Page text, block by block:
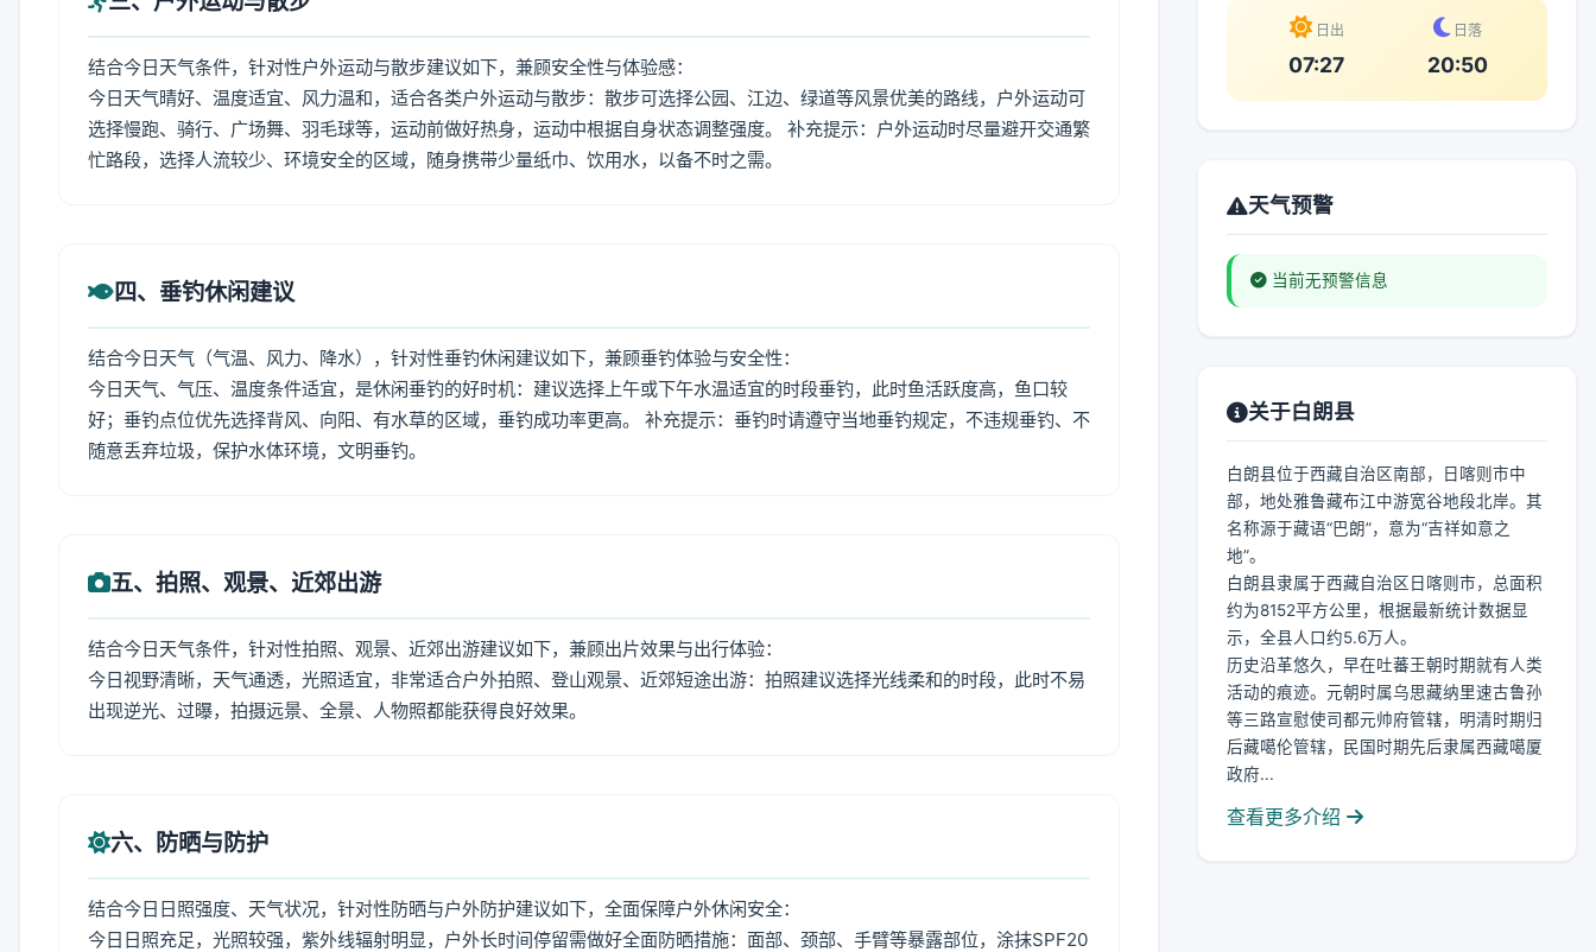
结合今日天气条件，针对性户外运动与散步建议如下，兼顾安全性与体验感：
今日天气晴好、温度适宜、风力温和，适合各类户外运动与散步：散步可选择公园、江边、绿道等风景优美的路线，户外运动可
选择慢跑、骑行、广场舞、羽毛球等，运动前做好热身，运动中根据自身状态调整强度。 补充提示：户外运动时尽量避开交通繁
忙路段，选择人流较少、环境安全的区域，随身携带少量纸巾、饮用水，以备不时之需。
四、垂钓休闲建议
结合今日天气（气温、风力、降水），针对性垂钓休闲建议如下，兼顾垂钓体验与安全性：
今日天气、气压、温度条件适宜，是休闲垂钓的好时机：建议选择上午或下午水温适宜的时段垂钓，此时鱼活跃度高，鱼口较
好；垂钓点位优先选择背风、向阳、有水草的区域，垂钓成功率更高。 补充提示：垂钓时请遵守当地垂钓规定，不违规垂钓、不
随意丢弃垃圾，保护水体环境，文明垂钓。
五、拍照、观景、近郊出游
结合今日天气条件，针对性拍照、观景、近郊出游建议如下，兼顾出片效果与出行体验：
今日视野清晰，天气通透，光照适宜，非常适合户外拍照、登山观景、近郊短途出游：拍照建议选择光线柔和的时段，此时不易
出现逆光、过曝，拍摄远景、全景、人物照都能获得良好效果。
六、防晒与防护
结合今日日照强度、天气状况，针对性防晒与户外防护建议如下，全面保障户外休闲安全：
今日日照充足，光照较强，紫外线辐射明显，户外长时间停留需做好全面防晒措施：面部、颈部、手臂等暴露部位，涂抹SPF20
日出
07:27
日落
20:50
天气预警
当前无预警信息
关于白朗县
白朗县位于西藏自治区南部，日喀则市中
部，地处雅鲁藏布江中游宽谷地段北岸。其
名称源于藏语“巴朗”，意为“吉祥如意之
地”。
白朗县隶属于西藏自治区日喀则市，总面积
约为8152平方公里，根据最新统计数据显
示，全县人口约5.6万人。
历史沿革悠久，早在吐蕃王朝时期就有人类
活动的痕迹。元朝时属乌思藏纳里速古鲁孙
等三路宣慰使司都元帅府管辖，明清时期归
后藏噶伦管辖，民国时期先后隶属西藏噶厦
政府...
查看更多介绍